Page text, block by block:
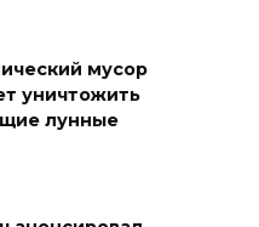
мусор
уничтожить
лунные